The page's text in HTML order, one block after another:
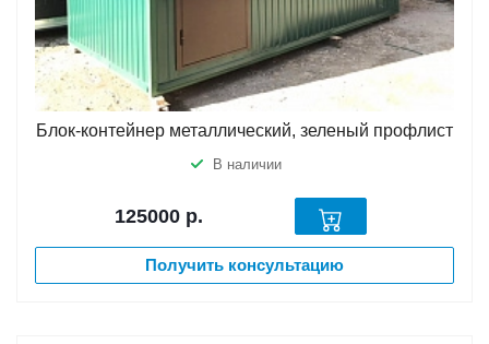
Блок-контейнер металлический, зеленый профлист
В наличии
125000 р.
Получить консультацию